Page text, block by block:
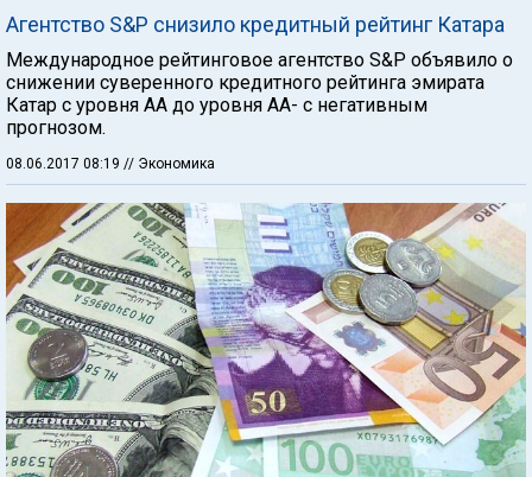
Агентство S&P снизило кредитный рейтинг Катара
Международное рейтинговое агентство S&P объявило о
снижении суверенного кредитного рейтинга эмирата
Катар с уровня AA до уровня AA- с негативным
прогнозом.
08.06.2017 08:19 // Экономика